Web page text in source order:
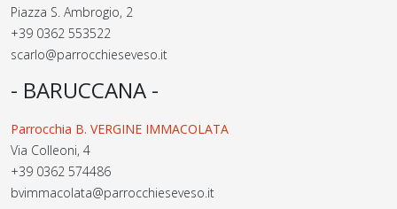
Piazza S. Ambrogio, 2
+39 0362 553522
scarlo@parrocchieseveso.it
- BARUCCANA -
Parrocchia B. VERGINE IMMACOLATA
Via Colleoni, 4
+39 0362 574486
bvimmacolata@parrocchieseveso.it